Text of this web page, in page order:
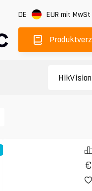
DE EUR mit MwSt